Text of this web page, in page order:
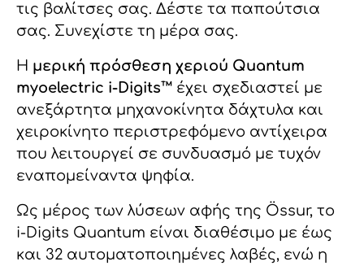
τις βαλίτσες σας. Δέστε τα παπούτσια
σας. Συνεχίστε τη μέρα σας.
Η μερική πρόσθεση χεριού Quantum
myoelectric i-Digits™ έχει σχεδιαστεί με
ανεξάρτητα μηχανοκίνητα δάχτυλα και
χειροκίνητο περιστρεφόμενο αντίχειρα
που λειτουργεί σε συνδυασμό με τυχόν
εναπομείναντα ψηφία.
Ως μέρος των λύσεων αφής της Össur, το
i-Digits Quantum είναι διαθέσιμο με έως
και 32 αυτοματοποιημένες λαβές, ενώ η